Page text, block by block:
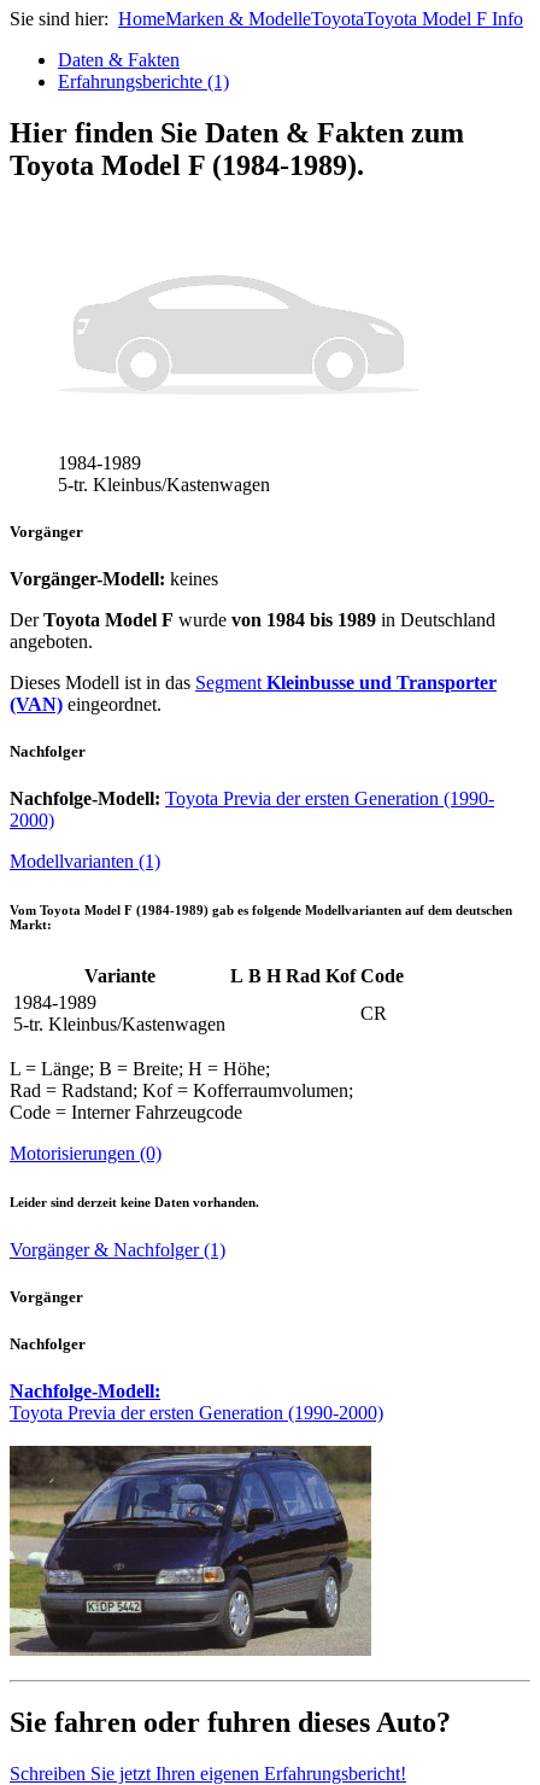
Sie sind hier: HomeMarken & ModelleToyotaToyota Model F Info
Daten & Fakten
Erfahrungsberichte (1)
Hier finden Sie Daten & Fakten zum
Toyota Model F (1984-1989).
1984-1989
5-tr. Kleinbus/Kastenwagen
Vorgänger
Vorgänger-Modell: keines
DerToyota Model F wurde von 1984 bis 1989 in Deutschland
angeboten.
Dieses Modell ist in das Segment Kleinbusse und Transporter
(VAN) eingeordnet.
Nachfolger
Nachfolge-Modell: Toyota Previa der ersten Generation (1990-
2000)
Modellvarianten (1)
Vom Toyota Model F (1984-1989) gab es folgende Modellvarianten auf dem deutschen
Markt:
Variante L B H Rad Kof Code
1984-1989
5-tr. Kleinbus/Kastenwagen
CR
L = Länge; B = Breite; H = Höhe;
Rad = Radstand; Kof = Kofferraumvolumen;
Code = Interner Fahrzeugcode
Motorisierungen (0)
Leider sind derzeit keine Daten vorhanden.
Vorgänger & Nachfolger (1)
Vorgänger
Nachfolger
Nachfolge-Modell:
Toyota Previa der ersten Generation (1990-2000)
Sie fahren oder fuhren dieses Auto?
Schreiben Sie jetzt Ihren eigenen Erfahrungsbericht!